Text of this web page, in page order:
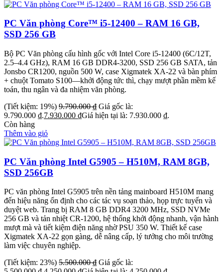
PC Văn phòng Core™ i5-12400 – RAM 16 GB,
SSD 256 GB
Bộ PC Văn phòng cấu hình gốc với Intel Core i5-12400 (6C/12T,
2.5–4.4 GHz), RAM 16 GB DDR4-3200, SSD 256 GB SATA, tản
Jonsbo CR1200, nguồn 500 W, case Xigmatek XA-22 và bàn phím
+ chuột Tomato S100—khởi động tức thì, chạy mượt phần mềm kế
toán, thu ngân và đa nhiệm văn phòng.
(Tiết kiệm: 19%) 9.790.000₫ Giá gốc là:
9.790.000 ₫.7.930.000 ₫Giá hiện tại là: 7.930.000 ₫.
Còn hàng
Thêm vào giỏ
PC Văn phòng Intel G5905 – H510M, RAM 8GB,
SSD 256GB
PC văn phòng Intel G5905 trên nền tảng mainboard H510M mang
đến hiệu năng ổn định cho các tác vụ soạn thảo, họp trực tuyến và
duyệt web. Trang bị RAM 8 GB DDR4 3200 MHz, SSD NVMe
256 GB và tản nhiệt CR-1200, hệ thống khởi động nhanh, vận hành
mượt mà và tiết kiệm điện năng nhờ PSU 350 W. Thiết kế case
Xigmatek XA-22 gọn gàng, dễ nâng cấp, lý tưởng cho môi trường
làm việc chuyên nghiệp.
(Tiết kiệm: 23%) 5.500.000₫ Giá gốc là: